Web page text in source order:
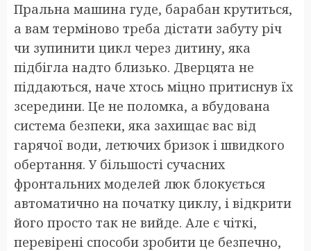
Пральна машина гуде, барабан крутиться,
а вам терміново треба дістати забуту річ
чи зупинити цикл через дитину, яка
підбігла надто близько. Дверцята не
піддаються, наче хтось міцно притиснув їх
зсередини. Це не поломка, а вбудована
система безпеки, яка захищає вас від
гарячої води, летючих бризок і швидкого
обертання. У більшості сучасних
фронтальних моделей люк блокується
автоматично на початку циклу, і відкрити
його просто так не вийде. Але є чіткі,
перевірені способи зробити це безпечно,